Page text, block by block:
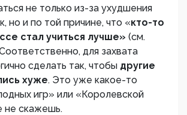
не только из-за ухудшения
но и по той причине, что «кто-то
стал учиться лучше» (см.
для захвата
сделать так, чтобы другие
хуже. Это уже какое-то
игр» или «Королевской
не скажешь.